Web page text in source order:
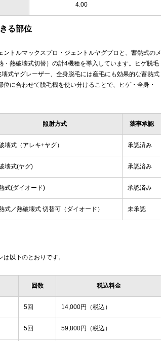
4.00
る部位
ントルマックスプロ・ジェントルヤグプロと、蓄熱式のメ
熱破壊式切替）の計4機種を導入しています。ヒゲ脱毛
式ヤグレーザー、全身脱毛には産毛にも効果的な蓄熱式
に合わせて脱毛機を使い分けることで、ヒゲ・全身・
照射方式 薬事承認
壊式（アレキ+ヤグ） 承認済み
壊式(ヤグ) 承認済み
式(ダイオード) 承認済み
式／熱破壊式 切替可（ダイオード） 未承認
以下のとおりです。
回数 税込料金
5回 14,000円（税込）
5回 59,800円（税込）